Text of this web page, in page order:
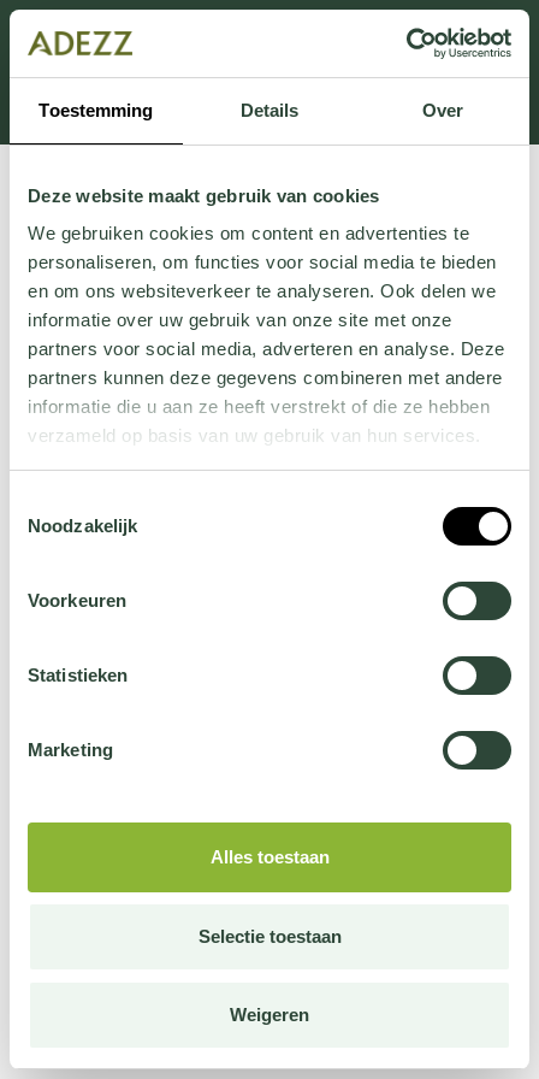
Toestemming Details Over
Deze website maakt gebruik van cookies
We gebruiken cookies om content en advertenties te
personaliseren, om functies voor social media te bieden
en om ons websiteverkeer te analyseren. Ook delen we
informatie over uw gebruik van onze site met onze
partners voor social media, adverteren en analyse. Deze
partners kunnen deze gegevens combineren met andere
informatie die u aan ze heeft verstrekt of die ze hebben
verzameld op basis van uw gebruik van hun services.
jehier.
Noodzakelijk
Voorkeuren
Statistieken
Marketing
Alles toestaan
Selectie toestaan
Weigeren
Dit onderdeel is momenteel in onderhoud.
Als je informatie mist kun je ons bellen +31 413 274
168 of mailen
Customersupport@adezz.com.